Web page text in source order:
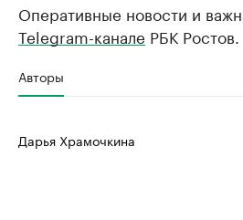
Оперативные новости и
Telegram-канале РБК Ростов.
Авторы
Дарья Храмочкина